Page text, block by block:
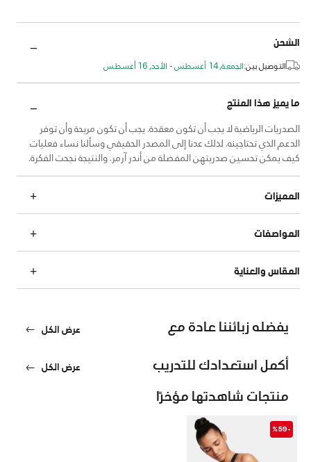
الشحن
التوصيل بين:الجمعة, 14 أغسطس - الأحد, 16 أغسطس
ما يميز هذا المنتج
الصدريات الرياضية لا يجب أن تكون معقدة. يجب أن تكون مريحة وأن توفر
الدعم الذي تحتاجينه. لذلك عدنا إلى المصدر الحقيقي وسألنا نساء فعليات
كيف يمكن تحسين صدريتهن المفضلة من أندر آرمر. والنتيجة نجحت الفكرة.
المميزات
المواصفات
المقاس والعناية
يفضله زبائننا عادة مع عرض الكل
أكمل استعدادك للتدريب عرض الكل
منتجات شاهدتها مؤخرًا
-%59